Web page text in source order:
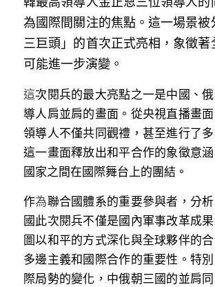
KOL 精選
大衛sir專欄
曾子晴 - 晴深直說
龔靜儀大律師專欄
陳貴春大律師專欄
陳子遷律師專欄
羅浚軒專欄
溫志倫專欄
汪明欣專欄
為國際間關注的焦點。這一場景被
三巨頭」的首次正式亮相，象徵著
可能進一步演變。
這次閱兵的最大亮點之一是中國、
導人肩並肩的畫面。從央視直播畫
領導人不僅共同觀禮，甚至進行了多
這一畫面釋放出和平合作的象徵意
國家之間在國際舞台上的團結。
作為聯合國體系的重要參與者，分
國此次閱兵不僅是國內軍事改革成
圖以和平的方式深化與全球夥伴的
多邊主義和國際合作的重要性。特
際局勢的變化，中俄朝三國的並肩